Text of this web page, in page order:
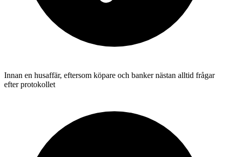
Innan en husaffär, eftersom köpare och banker nästan alltid frågar
efter protokollet